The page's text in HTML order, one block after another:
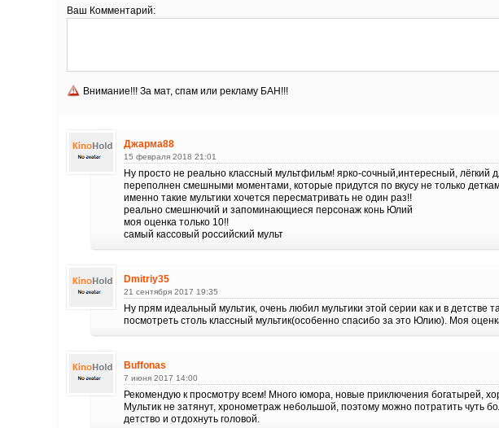
Ваш Комментарий:
Внимание!!! За мат, спам или рекламу БАН!!!
Джарма88
15 февраля 2018 21:01
Ну просто не реально классный мультфильм! ярко-сочный,интересный, лёгкий
переполнен смешными моментами, которые придутся по вкусу не только
именно такие мультики хочется пересматривать не один раз!!
реально смешнючий и запоминающиеся персонаж конь Юлий
моя оценка только 10!!
самый кассовый российский мульт
Dmitriy35
21 сентября 2017 19:35
Ну прям идеальный мультик, очень любил мультики этой серии как и в детстве
посмотреть столь классный мультик(особенно спасибо за это Юлию). Моя
Buffonas
7 июня 2017 14:00
Рекомендую к просмотру всем! Много юмора, новые приключения богатырей,
Мультик не затянут, хронометраж небольшой, поэтому можно потратить чуть
детство и отдохнуть головой.